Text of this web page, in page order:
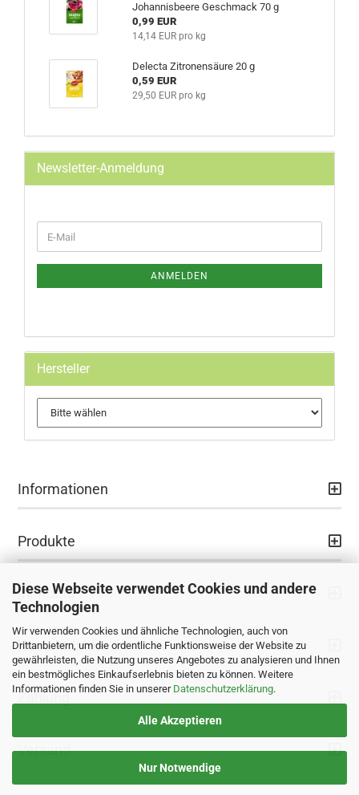
Diese Webseite verwendet Cookies und andere
Technologien
Wir verwenden Cookies und ähnliche Technologien, auch von
Drittanbietern, um die ordentliche Funktionsweise der Website zu
gewährleisten, die Nutzung unseres Angebotes zu analysieren und Ihnen
ein bestmögliches Einkaufserlebnis bieten zu können. Weitere
Informationen finden Sie in unserer Datenschutzerklärung.
Alle Akzeptieren
Nur Notwendige
Johannisbeere Geschmack 70 g
0,99 EUR
14,14 EUR pro kg
Delecta Zitronensäure 20 g
0,59 EUR
29,50 EUR pro kg
Newsletter-Anmeldung
ZUR
E-
Mail
ANMELDEN
Hersteller
Informationen
Produkte
Ihr Konto
Kontaktdaten
Zahlung
Versand